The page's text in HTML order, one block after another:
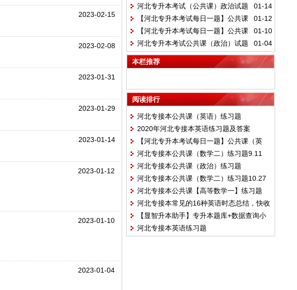
2023-02-15
2023-02-08
2023-01-31
2023-01-29
2023-01-14
2023-01-12
2023-01-10
2023-01-04
01.29
01-14
河北专升本考试（公共课）政治试题
01-12
【河北专升本考试每日一题】公共课
（数学二）习题
01-10
【河北专升本考试每日一题】公共课
政治试题
01-04
河北专升本考试公共课（政治）试题
本栏推荐
阅读排行
河北专接本公共课（英语）练习题
2020年河北专接本英语练习题及答案
【河北专升本考试每日一题】公共课（英
语）试题
河北专接本公共课（数学二）练习题9.11
河北专接本公共课（政治）练习题
河北专接本公共课（数学二）练习题10.27
河北专接本公共课【高等数学一】练习题
河北专接本常见的16种英语时态总结，快收
藏！
【显智升本助手】专升本题库+数据查询小
程序上线了！
河北专接本英语练习题